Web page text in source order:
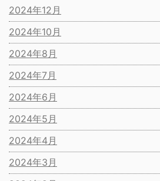
2024年12月
2024年10月
2024年8月
2024年7月
2024年6月
2024年5月
2024年4月
2024年3月